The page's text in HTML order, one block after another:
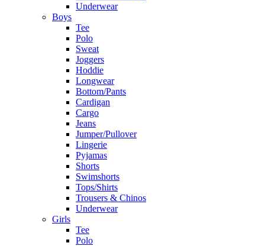
Underwear
Boys
Tee
Polo
Sweat
Joggers
Hoddie
Longwear
Bottom/Pants
Cardigan
Cargo
Jeans
Jumper/Pullover
Lingerie
Pyjamas
Shorts
Swimshorts
Tops/Shirts
Trousers & Chinos
Underwear
Girls
Tee
Polo